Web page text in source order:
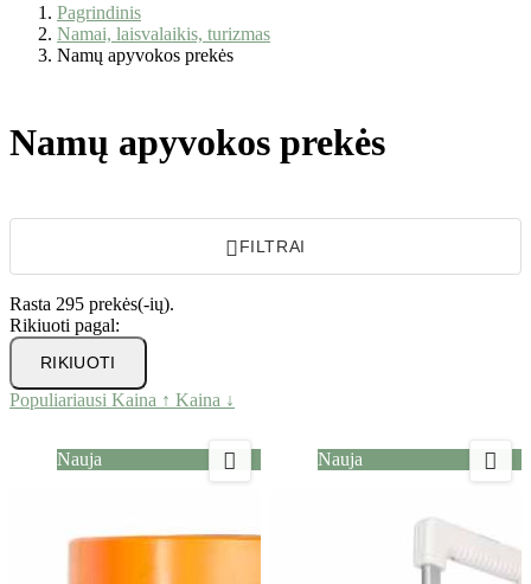
Pagrindinis
Namai, laisvalaikis, turizmas
Namų apyvokos prekės
Namų apyvokos prekės
 FILTRAI
Rasta 295 prekės(-ių).
Rikiuoti pagal:
RIKIUOTI
PopuliariausiKaina ↑Kaina ↓
Nauja  Nauja 